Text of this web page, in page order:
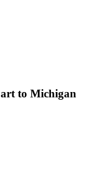
to Michigan